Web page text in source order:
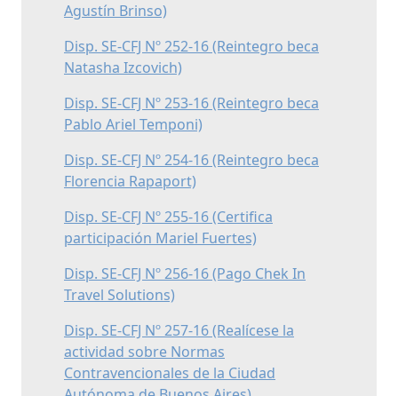
Agustín Brinso)
Disp. SE-CFJ Nº 252-16 (Reintegro beca
Natasha Izcovich)
Disp. SE-CFJ Nº 253-16 (Reintegro beca
Pablo Ariel Temponi)
Disp. SE-CFJ Nº 254-16 (Reintegro beca
Florencia Rapaport)
Disp. SE-CFJ Nº 255-16 (Certifica
participación Mariel Fuertes)
Disp. SE-CFJ Nº 256-16 (Pago Chek In
Travel Solutions)
Disp. SE-CFJ Nº 257-16 (Realícese la
actividad sobre Normas
Contravencionales de la Ciudad